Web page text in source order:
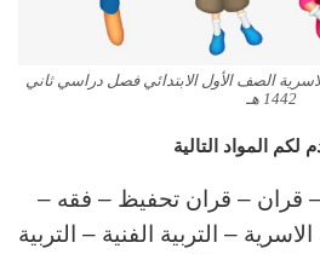
الصف الأول الابتدائي فصل دراسي ثاني
1442 هـ
لكم المواد التالية
– قران – قران تحفيظ – فقه –
– التربية الفنية – التربية